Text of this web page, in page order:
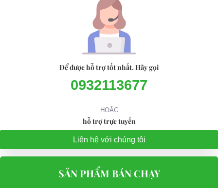
Để được hỗ trợ tốt nhất. Hãy gọi
0932113677
HOẶC
hỗ trợ trực tuyến
Liên hệ với chúng tôi
SẢN PHẨM BÁN CHẠY